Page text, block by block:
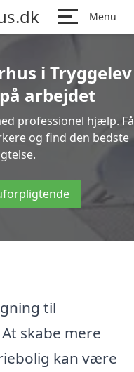
Menu
i Tryggelev
arbejdet
professionel hjælp. Få
og find den bedste
til
skabe mere
kan være